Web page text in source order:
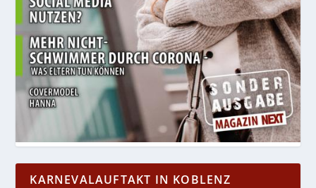
KARNEVALAUFTAKT IN KOBLENZ